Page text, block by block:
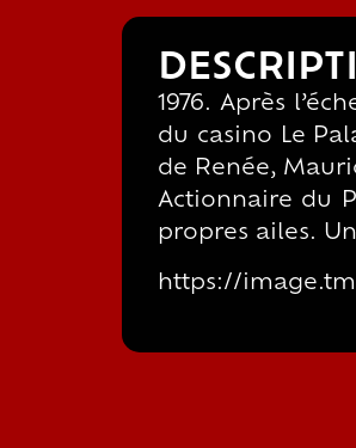
1976. Après
du casino Le
de Renée,
Actionnaire du
propres ailes.
https://